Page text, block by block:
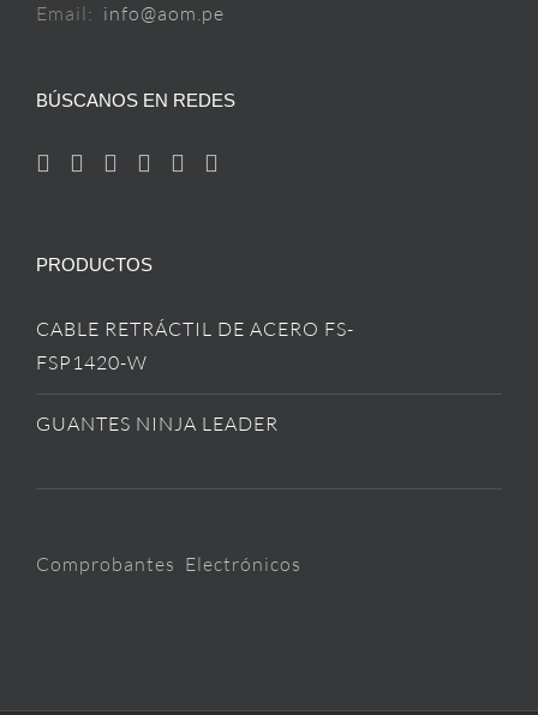
Email: info@aom.pe
BÚSCANOS EN REDES
PRODUCTOS
CABLE RETRÁCTIL DE ACERO FS-
FSP1420-W
GUANTES NINJA LEADER
Comprobantes Electrónicos